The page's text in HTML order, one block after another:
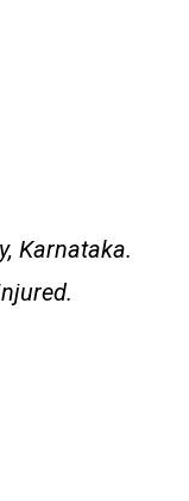
Karnataka.